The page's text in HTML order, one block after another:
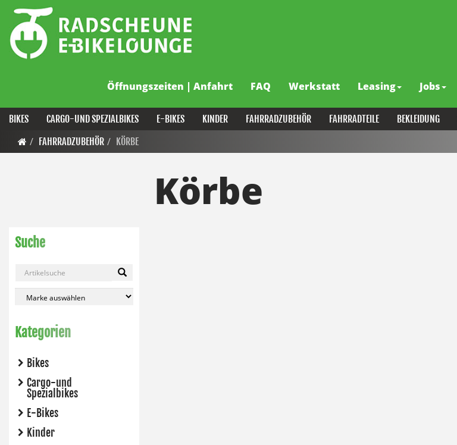
Öffnungszeiten | Anfahrt FAQ Werkstatt Leasing Jobs
BIKES CARGO-UND SPEZIALBIKES E-BIKES KINDER FAHRRADZUBEHÖR FAHRRADTEILE BEKLEIDUNG
FAHRRADZUBEHÖR
KÖRBE
Suche
Kategorien
Bikes
Cargo-und
Spezialbikes
E-Bikes
Kinder
Körbe